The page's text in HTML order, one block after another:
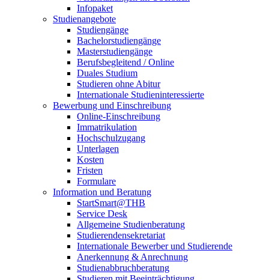
Infopaket
Studienangebote
Studiengänge
Bachelorstudiengänge
Masterstudiengänge
Berufsbegleitend / Online
Duales Studium
Studieren ohne Abitur
Internationale Studieninteressierte
Bewerbung und Einschreibung
Online-Einschreibung
Immatrikulation
Hochschulzugang
Unterlagen
Kosten
Fristen
Formulare
Information und Beratung
StartSmart@THB
Service Desk
Allgemeine Studienberatung
Studierendensekretariat
Internationale Bewerber und Studierende
Anerkennung & Anrechnung
Studienabbruchberatung